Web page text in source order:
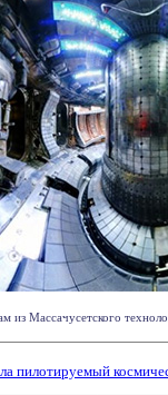
из Массачусетского
пилотируемый